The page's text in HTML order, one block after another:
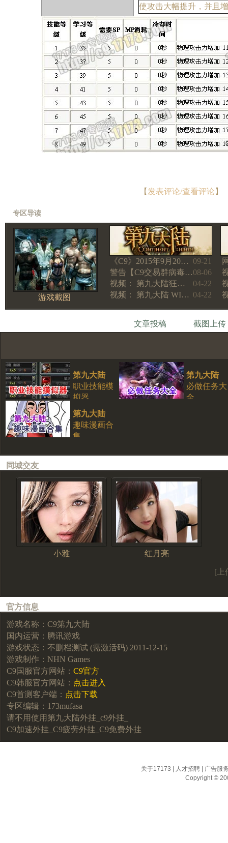
使攻击大幅提升，并且
【 发表评论/查看评论 】
专区导读
游戏截图
09-21
《C9》2015年9月20…
08-06
警告【C9交易群病毒…
04-22
视频： 第九大陆狂…
04-22
视频： 第九大陆 WI…
文章投稿 截图上传
第九大陆
职业技能模
拟器
第九大陆
必做任务大
全
第九大陆
趣味漫画合
集
同城交友
小雅 红月亮
[上
官方信息
游戏名称：C9第九大陆
国内运营：腾讯游戏
游戏状态：不删档测试 (需激活码) 2011-12-15
游戏制作：NHN Games
C9国服官方网站： C9官方
C9韩服官方网站： 点击进入
C9首测客户端： 点击下载
专区编辑：173mufasa
请不用使用第九大陆外挂_c9外挂_
C9加速外挂_C9疲劳外挂_C9免费外挂
关于17173 人才招聘
广告服
Copyright ©